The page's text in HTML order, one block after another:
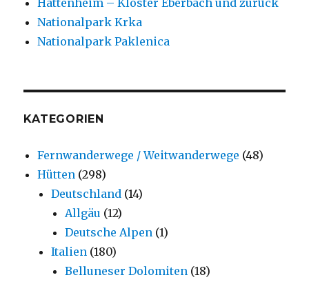
Hattenheim – Kloster Eberbach und zurück
Nationalpark Krka
Nationalpark Paklenica
KATEGORIEN
Fernwanderwege / Weitwanderwege (48)
Hütten (298)
Deutschland (14)
Allgäu (12)
Deutsche Alpen (1)
Italien (180)
Belluneser Dolomiten (18)